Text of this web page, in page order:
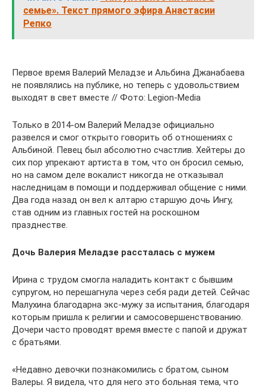
семье». Текст прямого эфира Анастасии
Репко
Первое время Валерий Меладзе и Альбина Джанабаева
не появлялись на публике, но теперь с удовольствием
выходят в свет вместе // Фото: Legion-Media
Только в 2014-ом Валерий Меладзе официально
развелся и смог открыто говорить об отношениях с
Альбиной. Певец был абсолютно счастлив. Хейтеры до
сих пор упрекают артиста в том, что он бросил семью,
но на самом деле вокалист никогда не отказывал
наследницам в помощи и поддерживал общение с ними.
Два года назад он вел к алтарю старшую дочь Ингу,
став одним из главных гостей на роскошном
празднестве.
Дочь Валерия Меладзе рассталась с мужем
Ирина с трудом смогла наладить контакт с бывшим
супругом, но перешагнула через себя ради детей. Сейчас
Малухина благодарна экс-мужу за испытания, благодаря
которым пришла к религии и самосовершенствованию.
Дочери часто проводят время вместе с папой и дружат
с братьями.
«Недавно девочки познакомились с братом, сыном
Валеры. Я видела, что для него это больная тема, что